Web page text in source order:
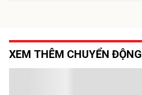
XEM THÊM CHUYỂN ĐỘNG